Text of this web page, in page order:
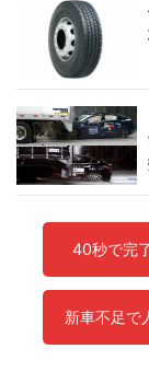
40秒で完
新車不足で